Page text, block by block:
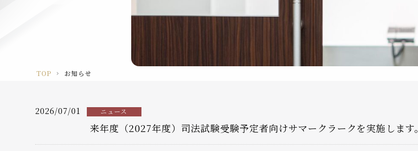
TOP お知らせ
2026/07/01 ニュース
来年度（2027年度）司法試験受験予定者向けサマークラークを実施します。